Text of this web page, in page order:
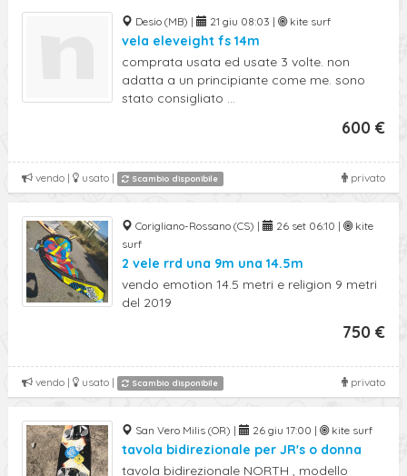
Desio (MB) | 21 giu 08:03 | kite surf
vela eleveight fs 14m
comprata usata ed usate 3 volte. non
adatta a un principiante come me. sono
stato consigliato ...
600 €
privato
vendo | usato | Scambio disponibile
Corigliano-Rossano (CS) | 26 set 06:10 |
kite
surf
2 vele rrd una 9m una 14.5m
vendo emotion 14.5 metri e religion 9 metri
del 2019
750 €
privato
vendo | usato | Scambio disponibile
San Vero Milis (OR) | 26 giu 17:00 | kite surf
tavola bidirezionale per JR's o donna
tavola bidirezionale NORTH , modello